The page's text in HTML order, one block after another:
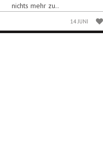
nichts mehr zu..
14 JUNI